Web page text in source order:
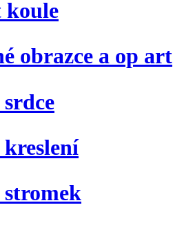
obrazce a op art